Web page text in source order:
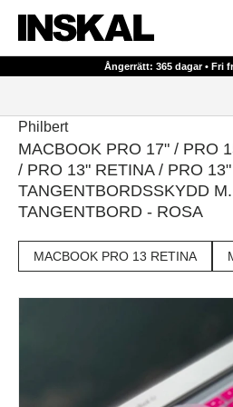
HOPPA TILL INNEHÅLL
Sök
Ångerrätt: 365 dagar • Fri
Philbert
MACBOOK PRO 17" / PRO
/ PRO 13" RETINA / PRO
TANGENTBORDSSKYDD
TANGENTBORD - ROSA
MACBOOK PRO 13 RETINA